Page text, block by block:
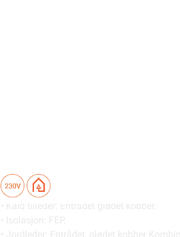
Systemet bygges opp ved hjelp av
ledende ytre kappe som sikrer god
sporene. Husk å finne riktig lengde på
Konstruksjon:
• Varme leder: Entrådet motstandslegering